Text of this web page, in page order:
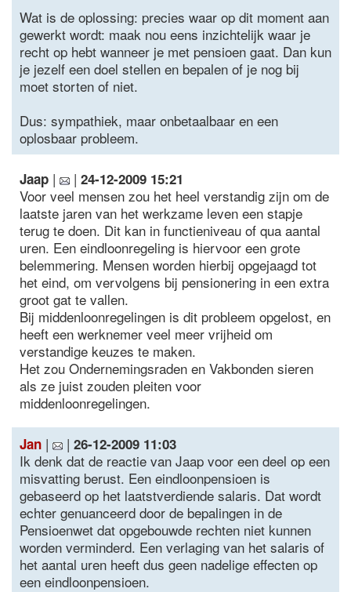
Wat is de oplossing: precies waar op dit moment aan
gewerkt wordt: maak nou eens inzichtelijk waar je
recht op hebt wanneer je met pensioen gaat. Dan kun
je jezelf een doel stellen en bepalen of je nog bij
moet storten of niet.
Dus: sympathiek, maar onbetaalbaar en een
oplosbaar probleem.
Jaap | | 24-12-2009 15:21
Voor veel mensen zou het heel verstandig zijn om de
laatste jaren van het werkzame leven een stapje
terug te doen. Dit kan in functieniveau of qua aantal
uren. Een eindloonregeling is hiervoor een grote
belemmering. Mensen worden hierbij opgejaagd tot
het eind, om vervolgens bij pensionering in een extra
groot gat te vallen.
Bij middenloonregelingen is dit probleem opgelost, en
heeft een werknemer veel meer vrijheid om
verstandige keuzes te maken.
Het zou Ondernemingsraden en Vakbonden sieren
als ze juist zouden pleiten voor
middenloonregelingen.
Jan | | 26-12-2009 11:03
Ik denk dat de reactie van Jaap voor een deel op een
misvatting berust. Een eindloonpensioen is
gebaseerd op het laatstverdiende salaris. Dat wordt
echter genuanceerd door de bepalingen in de
Pensioenwet dat opgebouwde rechten niet kunnen
worden verminderd. Een verlaging van het salaris of
het aantal uren heeft dus geen nadelige effecten op
een eindloonpensioen.